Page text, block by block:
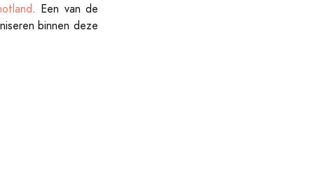
. Een van de
binnen deze